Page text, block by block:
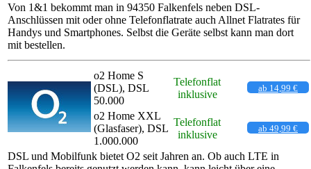
Von 1&1 bekommt man in 94350 Falkenfels neben DSL-
Anschlüssen mit oder ohne Telefonflatrate auch Allnet Flatrates für
Handys und Smartphones. Selbst die Geräte selbst kann man dort
mit bestellen.
o2 Home S
(DSL), DSL
50.000
Telefonflat
inklusive
ab 14,99 €
o2 Home XXL
(Glasfaser), DSL
1.000.000
Telefonflat
inklusive
ab 49,99 €
DSL und Mobilfunk bietet O2 seit Jahren an. Ob auch LTE in